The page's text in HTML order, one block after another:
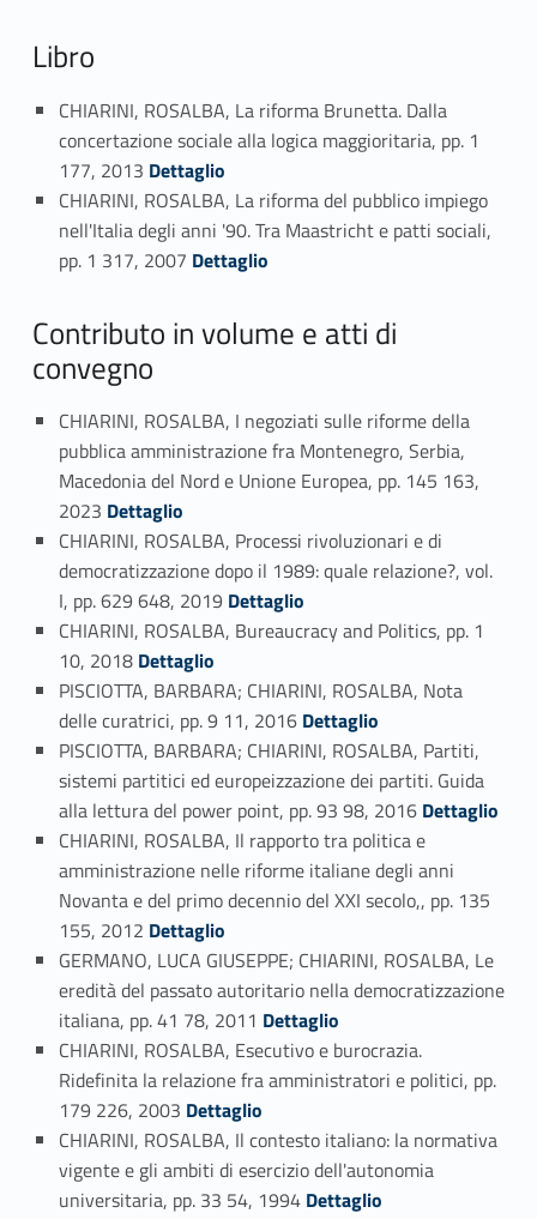
Libro
CHIARINI, ROSALBA, La riforma Brunetta. Dalla
concertazione sociale alla logica maggioritaria, pp. 1
177, 2013 Link identifier #identifier_person_80152-16
Dettaglio
CHIARINI, ROSALBA, La riforma del pubblico impiego
nell'Italia degli anni '90. Tra Maastricht e patti sociali,
pp. 1 317, 2007 Link identifier #identifier_person_67957-17
Dettaglio
Contributo in volume e atti di
convegno
CHIARINI, ROSALBA, I negoziati sulle riforme della
pubblica amministrazione fra Montenegro, Serbia,
Macedonia del Nord e Unione Europea, pp. 145 163,
2023 Link identifier #identifier_person_70977-18
Dettaglio
CHIARINI, ROSALBA, Processi rivoluzionari e di
democratizzazione dopo il 1989: quale relazione?, vol.
I, pp. 629 648, 2019 Link identifier #identifier_person_90396-19
Dettaglio
CHIARINI, ROSALBA, Bureaucracy and Politics, pp. 1
10, 2018 Link identifier #identifier_person_117423-20
Dettaglio
PISCIOTTA, BARBARA; CHIARINI, ROSALBA, Nota
delle curatrici, pp. 9 11, 2016 Link identifier #identifier_person_164952-21
Dettaglio
PISCIOTTA, BARBARA; CHIARINI, ROSALBA, Partiti,
sistemi partitici ed europeizzazione dei partiti. Guida
alla lettura del power point, pp. 93 98, 2016 Link identifier #identifier_person_106748-22
Dettaglio
CHIARINI, ROSALBA, Il rapporto tra politica e
amministrazione nelle riforme italiane degli anni
Novanta e del primo decennio del XXI secolo,, pp. 135
155, 2012 Link identifier #identifier_person_145954-23
Dettaglio
GERMANO, LUCA GIUSEPPE; CHIARINI, ROSALBA, Le
eredità del passato autoritario nella democratizzazione
italiana, pp. 41 78, 2011 Link identifier #identifier_person_47953-24
Dettaglio
CHIARINI, ROSALBA, Esecutivo e burocrazia.
Ridefinita la relazione fra amministratori e politici, pp.
179 226, 2003 Link identifier #identifier_person_162058-25
Dettaglio
CHIARINI, ROSALBA, Il contesto italiano: la normativa
vigente e gli ambiti di esercizio dell'autonomia
universitaria, pp. 33 54, 1994 Link identifier #identifier_person_49952-26
Dettaglio